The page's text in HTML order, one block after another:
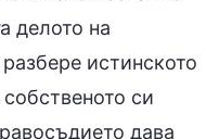
делото на
истинското
си
дава